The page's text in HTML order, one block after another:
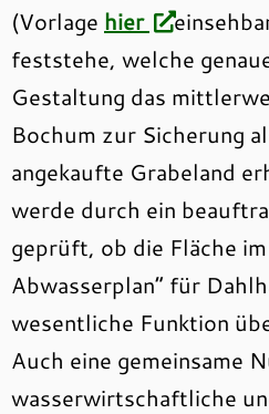
(Vorlage hier
feststehe, welche
Gestaltung das
Bochum zur Sicherung
angekaufte Grabeland
werde durch ein
geprüft, ob die Fläche
Abwasserplan“ für
wesentliche Funktion
Auch eine gemeinsame
wasserwirtschaftliche